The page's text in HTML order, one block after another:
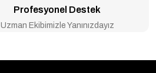
Profesyonel Destek
Uzman Ekibimizle Yanınızdayız